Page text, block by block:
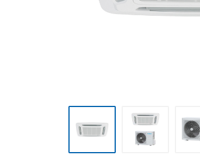
Кондиционеры Freshzone